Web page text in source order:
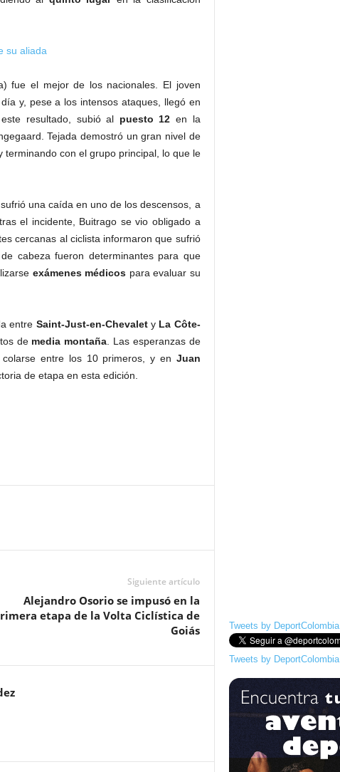
su aliada
fue el mejor de los nacionales. El joven
y, pese a los intensos ataques, llegó en
resultado, subió al puesto 12 en la
Tejada demostró un gran nivel de
con el grupo principal, lo que le
sufrió una caída en uno de los descensos, a
el incidente, Buitrago se vio obligado a
cercanas al ciclista informaron que sufrió
cabeza fueron determinantes para que
exámenes médicos para evaluar su
entre Saint-Just-en-Chevalety La Côte-
de media montaña . Las esperanzas de
entre los 10 primeros, y en Juan
de etapa en esta edición.
Siguiente artículo
Alejandro Osorio se impusó en la
etapa de la Volta Ciclística de
Goiás
Tweets by DeportColombia
Tweets by DeportColombia